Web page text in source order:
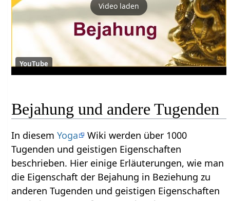
Video laden
YouTube
Bejahung und andere Tugenden
In diesemYoga
Wiki werden über 1000
Tugenden und geistigen Eigenschaften
beschrieben. Hier einige Erläuterungen, wie man
die Eigenschaft der Bejahung in Beziehung zu
anderen Tugenden und geistigen Eigenschaften